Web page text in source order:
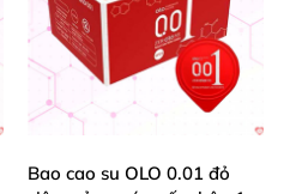
Bao cao su OLO 0.01 đỏ